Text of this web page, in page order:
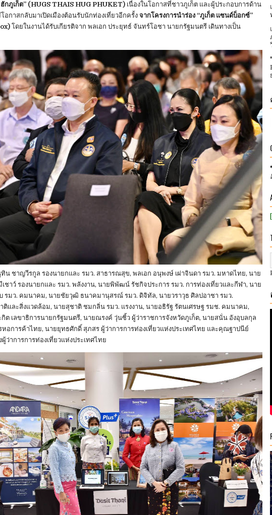
กภูเก็ต” (HUGS THAIS HUG PHUKET) เนื่องในโอกาสที่ชาวภูเก็ต และผู้ประกอบการด้าน
อกาสกลับมาเปิดเมืองต้อนรับนักท่องเที่ยวอีกครั้ง จากโครงการนำร่อง “ภูเก็ต แซนด์บ็อกซ์”
โดยในงานได้รับเกียรติจาก พลเอก ประยุทธ์ จันทร์โอชา นายกรัฐมนตรี เดินทางเป็น
ชาญวีรกูล รองนายกและ รมว. สาธารณสุข, พลเอก อนุพงษ์ เผ่าจินดา รมว. มหาดไทย, นาย
าว์ รองนายกและ รมว. พลังงาน, นายพิพัฒน์ รัชกิจประการ รมว. การท่องเที่ยวและกีฬา, นาย
รมว. คมนาคม, นายชัยวุฒิ ธนาคมานุสรณ์ รมว. ดิจิทัล, นายวราวุธ ศิลปอาชา รมว.
ติและสิ่งแวดล้อม, นายสุชาติ ชมกลิ่น รมว. แรงงาน, นายอธิรัฐ รัตนเศรษฐ รมช. คมนาคม,
ต เลขาธิการนายกรัฐมนตรี, นายณรงค์ วุ่นซิ้ว ผู้ว่าราชการจังหวัดภูเก็ต, นายสนั่น อังอุบลกุล
หอการค้าไทย, นายยุทธศักดิ์ สุภสร ผู้ว่าการการท่องเที่ยวแห่งประเทศไทย และคุณฐาปนีย์
ผู้ว่าการการท่องเที่ยวแห่งประเทศไทย